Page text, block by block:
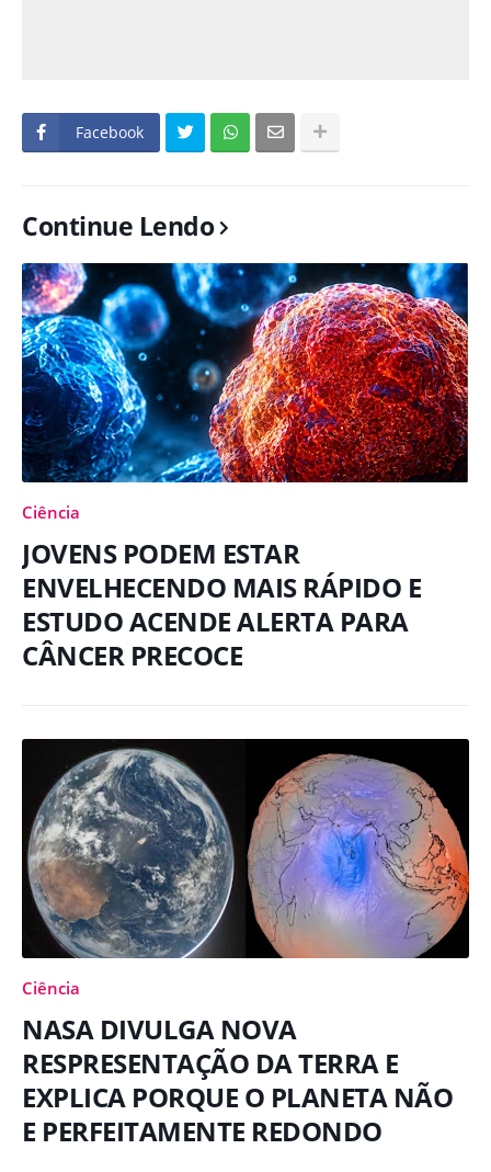
Facebook
Continue Lendo
Ciência
JOVENS PODEM ESTAR
ENVELHECENDO MAIS RÁPIDO E
ESTUDO ACENDE ALERTA PARA
CÂNCER PRECOCE
Ciência
NASA DIVULGA NOVA
RESPRESENTAÇÃO DA TERRA E
EXPLICA PORQUE O PLANETA NÃO
E PERFEITAMENTE REDONDO